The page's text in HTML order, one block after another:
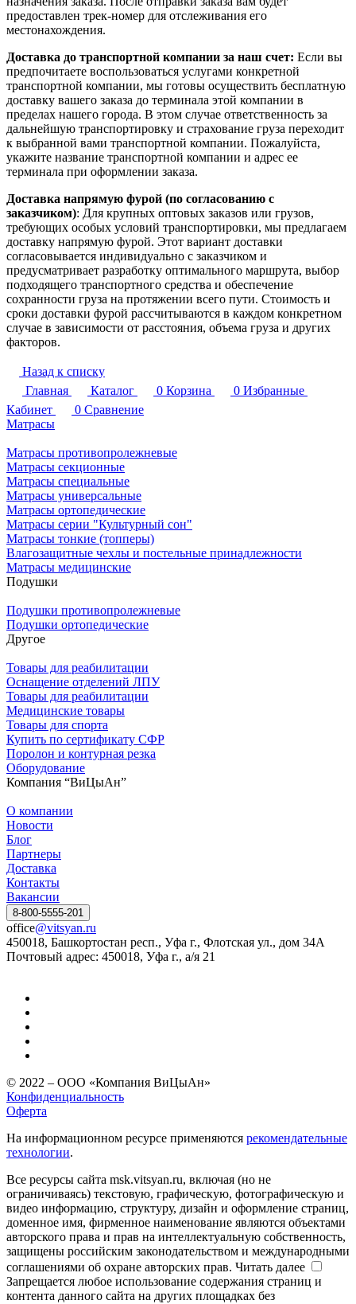
предоставлен трек-номер для отслеживания его
местонахождения.
Доставка до транспортной компании за наш счет: Если вы
предпочитаете воспользоваться услугами конкретной
транспортной компании, мы готовы осуществить бесплатную
доставку вашего заказа до терминала этой компании в
пределах нашего города. В этом случае ответственность за
дальнейшую транспортировку и страхование груза переходит
к выбранной вами транспортной компании. Пожалуйста,
укажите название транспортной компании и адрес ее
терминала при оформлении заказа.
Доставка напрямую фурой (по согласованию с
заказчиком): Для крупных оптовых заказов или грузов,
требующих особых условий транспортировки, мы предлагаем
доставку напрямую фурой. Этот вариант доставки
согласовывается индивидуально с заказчиком и
предусматривает разработку оптимального маршрута, выбор
подходящего транспортного средства и обеспечение
сохранности груза на протяжении всего пути. Стоимость и
сроки доставки фурой рассчитываются в каждом конкретном
случае в зависимости от расстояния, объема груза и других
факторов.
Назад к списку
Главная
Каталог 0 Корзина 0 Избранные
Кабинет
0 Сравнение
Матрасы
Матрасы противопролежневые
Матрасы секционные
Матрасы специальные
Матрасы универсальные
Матрасы ортопедические
Матрасы серии "Культурный сон"
Матрасы тонкие (топперы)
Влагозащитные чехлы и постельные принадлежности
Матрасы медицинские
Подушки
Подушки противопролежневые
Подушки ортопедические
Другое
Товары для реабилитации
Оснащение отделений ЛПУ
Товары для реабилитации
Медицинские товары
Товары для спорта
Купить по сертификату СФР
Поролон и контурная резка
Оборудование
Компания “ВиЦыАн”
О компании
Новости
Блог
Партнеры
Доставка
Контакты
Вакансии
8-800-5555-201
office@vitsyan.ru
450018, Башкортостан респ., Уфа г., Флотская ул., дом 34А
Почтовый адрес: 450018, Уфа г., а/я 21
© 2022 – ООО «Компания ВиЦыАн»
Конфиденциальность
Оферта
На информационном ресурсе применяются рекомендательные
технологии.
Все ресурсы сайта msk.vitsyan.ru, включая (но не
ограничиваясь) текстовую, графическую, фотографическую и
видео информацию, структуру, дизайн и оформление страниц,
доменное имя, фирменное наименование являются объектами
авторского права и прав на интеллектуальную собственность,
защищены российским законодательством и международными
соглашениями об охране авторских прав. Читать далее
Запрещается любое использование содержания страниц и
контента данного сайта на других площадках без